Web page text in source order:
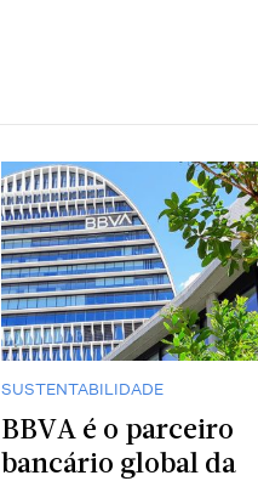
SUSTENTABILIDADE
BBVA é o parceiro
bancário global da